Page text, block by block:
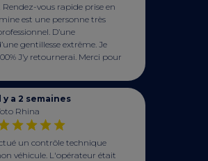
Rendez-vous rapide prise en
est une personne très
D’une
gentillesse extrême. Je
J’y retournerai. Merci pour
y a 2 semaines
Rhina
un contrôle technique
véhicule. L'opérateur était